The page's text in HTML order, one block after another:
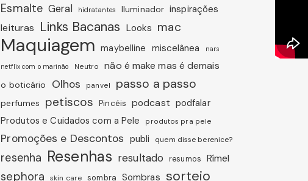
Esmalte Geral hidratantes Iluminador inspirações
leituras Links Bacanas Looks mac
Maquiagem maybelline miscelânea nars
netflix com o marinão Neutro não é make mas é demais
o boticário Olhos panvel passo a passo
perfumes petiscos Pincéis podcast podfalar
Produtos e Cuidados com a Pele
produtos pra pele
Promoções e Descontos publi quem disse berenice?
resenha Resenhas resultado resumos Rímel
sephora skin care sombra Sombras sorteio